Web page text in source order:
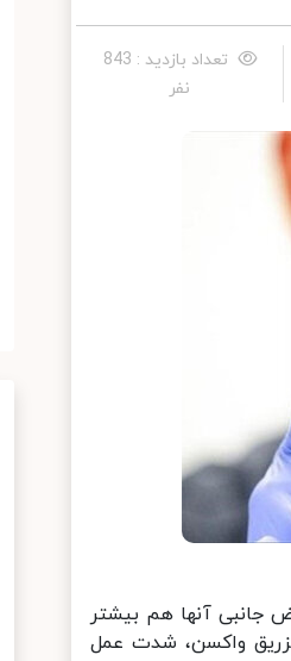
تعداد بازدید : 843
نفر
آنها هم بیشتر
واکسن، شدت عمل